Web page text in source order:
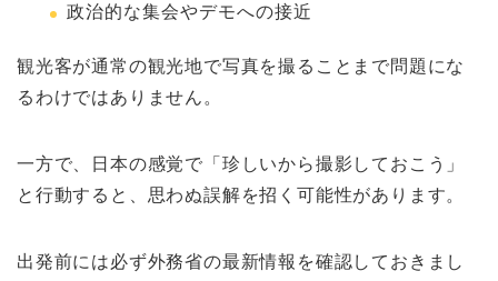
政治的な集会やデモへの接近
観光客が通常の観光地で写真を撮ることまで問題にな
るわけではありません。
一方で、日本の感覚で「珍しいから撮影しておこう」
と行動すると、思わぬ誤解を招く可能性があります。
出発前には必ず外務省の最新情報を確認しておきまし